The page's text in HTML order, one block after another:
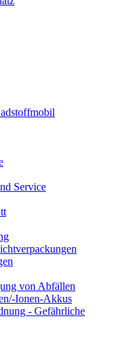
Service
von Abfällen
Ionen-Akkus
- Gefährliche